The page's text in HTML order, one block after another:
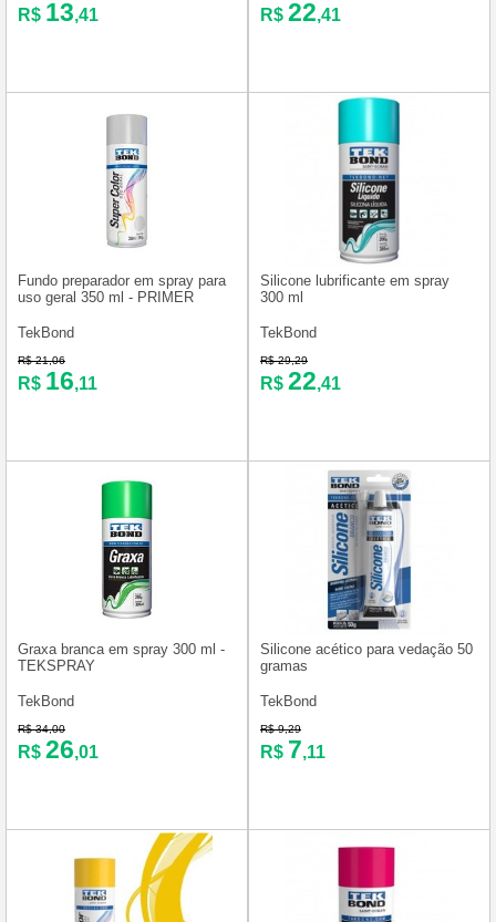
R$ 13,41 R$ 22,41
Fundo preparador em spray para
uso geral 350 ml - PRIMER
TekBond
R$ 21,06
R$ 16,11
Silicone lubrificante em spray
300 ml
TekBond
R$ 29,29
R$ 22,41
Graxa branca em spray 300 ml -
TEKSPRAY
TekBond
R$ 34,00
R$ 26,01
Silicone acético para vedação 50
gramas
TekBond
R$ 9,29
R$ 7,11